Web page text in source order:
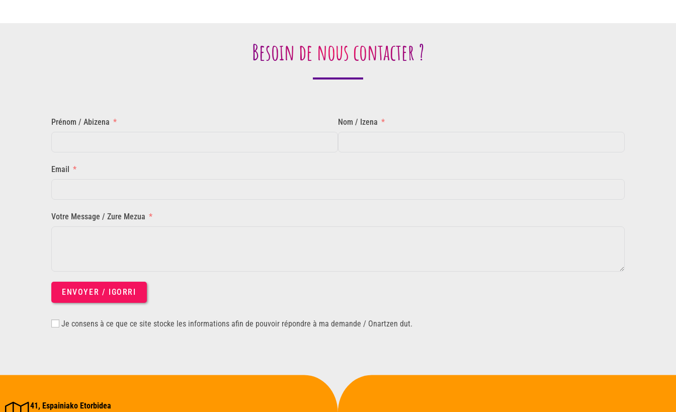
Besoin de nous contacter ?
Prénom / Abizena Nom / Izena
Email
Votre Message / Zure Mezua
ENVOYER / IGORRI
Je consens à ce que ce site stocke les informations afin de pouvoir répondre à ma demande / Onartzen dut.
41, Espainiako Etorbidea